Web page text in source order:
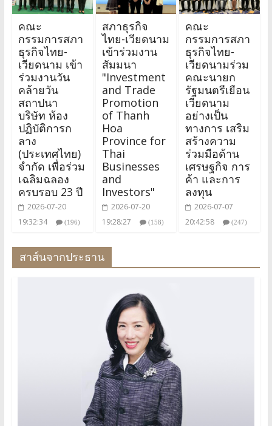
คณะ
กรรมการสภา
ธุรกิจไทย-
เวียดนาม เข้า
ร่วมงานวัน
คล้ายวัน
สถาปนา
บริษัท ห้อง
ปฏิบัติการก
ลาง
(ประเทศไทย)
จำกัด เพื่อร่วม
เฉลิมฉลอง
ครบรอบ 23 ปี
2026-07-20
19:32:34
(196)
สภาธุรกิจ
ไทย-เวียดนาม
เข้าร่วมงาน
สัมมนา
"Investment
and Trade
Promotion
of Thanh
Hoa
Province for
Thai
Businesses
and
Investors"
2026-07-20
19:28:27
(158)
คณะ
กรรมการสภา
ธุรกิจไทย-
เวียดนามร่วม
คณะนายก
รัฐมนตรีเยือน
เวียดนาม
อย่างเป็น
ทางการ เสริม
สร้างความ
ร่วมมือด้าน
เศรษฐกิจ การ
ค้า และการ
ลงทุน
2026-07-07
20:42:58
(247)
สาส์นจากประธาน